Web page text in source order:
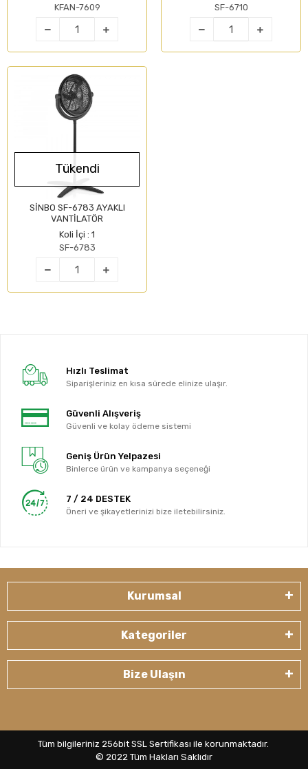
KFAN-7609
SF-6710
Tükendi
SİNBO SF-6783 AYAKLI
VANTİLATÖR
Koli İçi : 1
SF-6783
Hızlı Teslimat
Siparişleriniz en kısa sürede elinize ulaşır.
Güvenli Alışveriş
Güvenli ve kolay ödeme sistemi
Geniş Ürün Yelpazesi
Binlerce ürün ve kampanya seçeneği
7 / 24 DESTEK
Öneri ve şikayetlerinizi bize iletebilirsiniz.
Kurumsal
Kategoriler
Bize Ulaşın
Tüm bilgileriniz 256bit SSL Sertifikası ile korunmaktadır.
© 2022 Tüm Hakları Saklıdır